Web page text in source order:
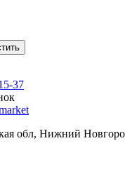
37
обл, Нижний